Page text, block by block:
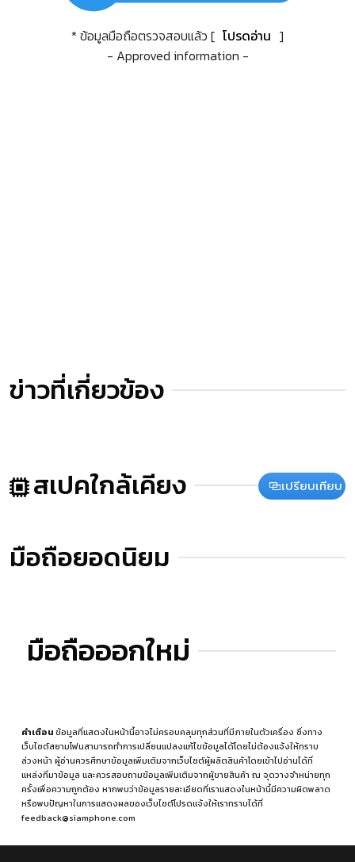
* ข้อมูลมือถือตรวจสอบแล้ว [ โปรดอ่าน ]
- Approved information -
ข่าวที่เกี่ยวข้อง
สเปคใกล้เคียง เปรียบเทียบ
มือถือยอดนิยม
มือถือออกใหม่
คำเตือนข้อมูลที่แสดงในหน้านี้อาจไม่ครอบคลุมทุกส่วนที่มีภายในตัวเครื่อง ซึ่งทาง
เว็บไซต์สยามโฟนสามารถทำการเปลี่ยนแปลงแก้ไขข้อมูลได้โดยไม่ต้องแจ้งให้ทราบ
ล่วงหน้า ผู้อ่านควรศึกษาข้อมูลเพิ่มเติมจากเว็บไซต์ผู้ผลิตสินค้าโดยเข้าไปอ่านได้ที่
แหล่งที่มาข้อมูล และควรสอบถามข้อมูลเพิ่มเติมจากผู้ขายสินค้า ณ จุดวางจำหน่ายทุก
ครั้งเพื่อความถูกต้อง หากพบว่าข้อมูลรายละเอียดที่เราแสดงในหน้านี้มีความผิดพลาด
หรือพบปัญหาในการแสดงผลของเว็บไซต์โปรดแจ้งให้เราทราบได้ที่
feedback@siamphone.com